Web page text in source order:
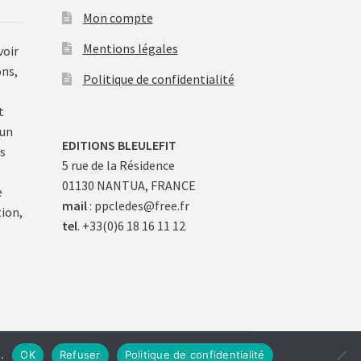
Mon compte
Mentions légales
Politique de confidentialité
EDITIONS BLEULEFIT
5 rue de la Résidence
01130 NANTUA, FRANCE
mail: ppcledes@free.fr
tel. +33(0)6 18 16 11 12
OK Refuser Politique de confidentialité